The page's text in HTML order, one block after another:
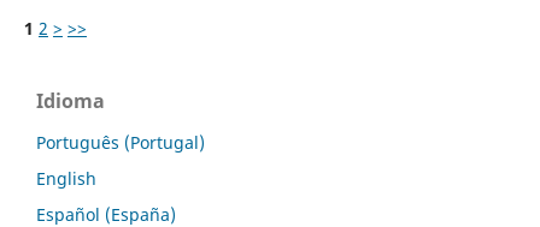
1 2 > >>
Idioma
Português (Portugal)
English
Español (España)